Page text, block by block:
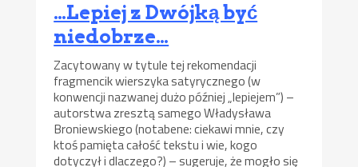
…Lepiej z Dwójką być
niedobrze…
Zacytowany w tytule tej rekomendacji
fragmencik wierszyka satyrycznego (w
konwencji nazwanej dużo później „lepiejem”) –
autorstwa zresztą samego Władysława
Broniewskiego (notabene: ciekawi mnie, czy
ktoś pamięta całość tekstu i wie, kogo
dotyczył i dlaczego?) – sugeruje, że mogło się